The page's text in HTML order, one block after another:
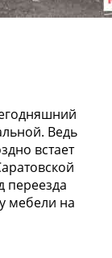
Ведь
встает
переезда
мебели на